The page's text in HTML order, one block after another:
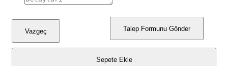
Talep Formunu Gönder
Vazgeç
Sepete Ekle